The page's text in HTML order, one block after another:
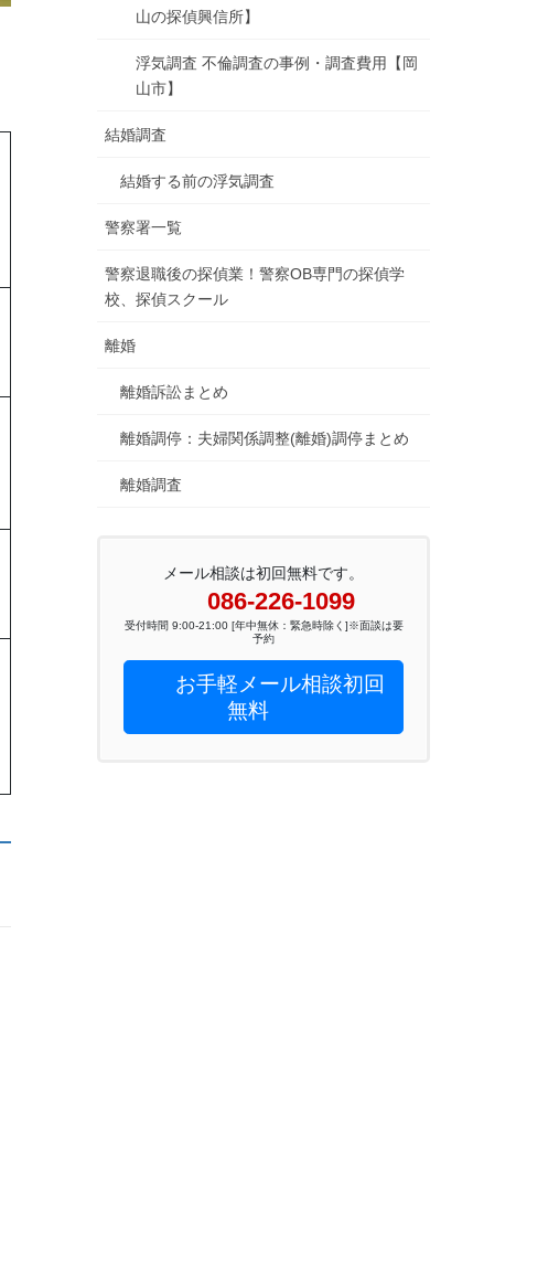
山の探偵興信所】
浮気調査 不倫調査の事例・調査費用【岡
山市】
結婚調査
結婚する前の浮気調査
警察署一覧
警察退職後の探偵業！警察OB専門の探偵学
校、探偵スクール
離婚
離婚訴訟まとめ
離婚調停：夫婦関係調整(離婚)調停まとめ
離婚調査
メール相談は初回無料です。
086-226-1099
受付時間 9:00-21:00 [年中無休：緊急時除く]※面談は要
予約
お手軽メール相談初回
無料